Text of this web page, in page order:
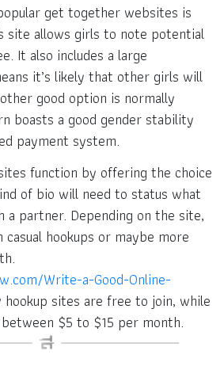
get together websites is
site allows girls to note potential
It also includes a large
it’s likely that other girls will
good option is normally
boasts a good gender stability
payment system.
function by offering the choice
of bio will need to status what
a partner. Depending on the site,
hookups or maybe more
Write-a-Good-Online-
sites are free to join, while
$5 to $15 per month.